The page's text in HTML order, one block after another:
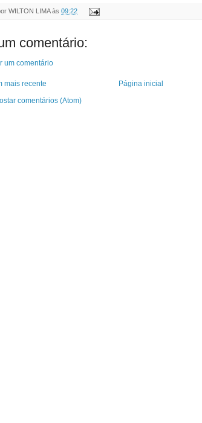
WILTON LIMA às 09:22
comentário:
um comentário
mais recente
Página inicial
comentários (Atom)